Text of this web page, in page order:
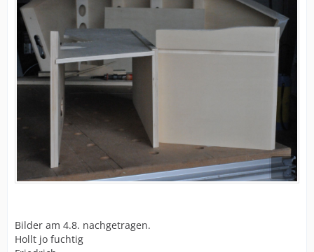
Bilder am 4.8. nachgetragen.
Hollt jo fuchtig